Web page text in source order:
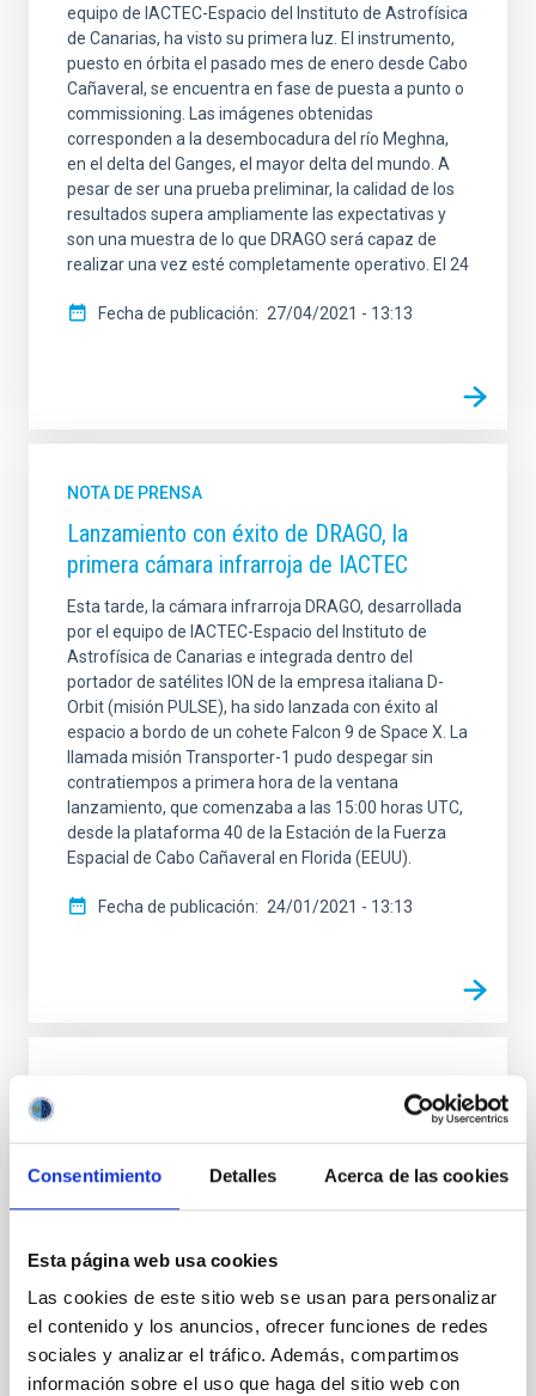
Consentimiento Detalles Acerca de las cookies
Esta página web usa cookies
Las cookies de este sitio web se usan para personalizar
el contenido y los anuncios, ofrecer funciones de redes
sociales y analizar el tráfico. Además, compartimos
información sobre el uso que haga del sitio web con
equipo de IACTEC-Espacio del Instituto de Astrofísica
de Canarias, ha visto su primera luz. El instrumento,
puesto en órbita el pasado mes de enero desde Cabo
Cañaveral, se encuentra en fase de puesta a punto o
commissioning. Las imágenes obtenidas
corresponden a la desembocadura del río Meghna,
en el delta del Ganges, el mayor delta del mundo. A
pesar de ser una prueba preliminar, la calidad de los
resultados supera ampliamente las expectativas y
son una muestra de lo que DRAGO será capaz de
realizar una vez esté completamente operativo. El 24
Fecha de publicación 27/04/2021 - 13:13
NOTA DE PRENSA
Lanzamiento con éxito de DRAGO, la
primera cámara infrarroja de IACTEC
Esta tarde, la cámara infrarroja DRAGO, desarrollada
por el equipo de IACTEC-Espacio del Instituto de
Astrofísica de Canarias e integrada dentro del
portador de satélites ION de la empresa italiana D-
Orbit (misión PULSE), ha sido lanzada con éxito al
espacio a bordo de un cohete Falcon 9 de Space X. La
llamada misión Transporter-1 pudo despegar sin
contratiempos a primera hora de la ventana
lanzamiento, que comenzaba a las 15:00 horas UTC,
desde la plataforma 40 de la Estación de la Fuerza
Espacial de Cabo Cañaveral en Florida (EEUU).
Fecha de publicación 24/01/2021 - 13:13
Acuerdo con D-Orbit para la integración de
con la empresa de transporte espacial italiana D-
Orbit para integrar la carga útil del instrumento
DRAGO en el portador de satélites ION. El objetivo de
este proyecto es realizar operaciones de
demostración en órbita durante la próxima misión
PULSE, que tendrá lugar en enero de 2021. El